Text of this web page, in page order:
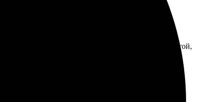
фото, выбрала размер, оформила. Сайт простой,
закажу ещё раз!